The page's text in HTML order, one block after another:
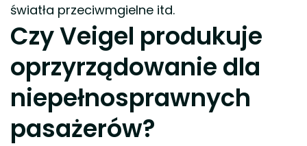
światła przeciwmgielne itd.
Czy Veigel produkuje
oprzyrządowanie dla
niepełnosprawnych
pasażerów?